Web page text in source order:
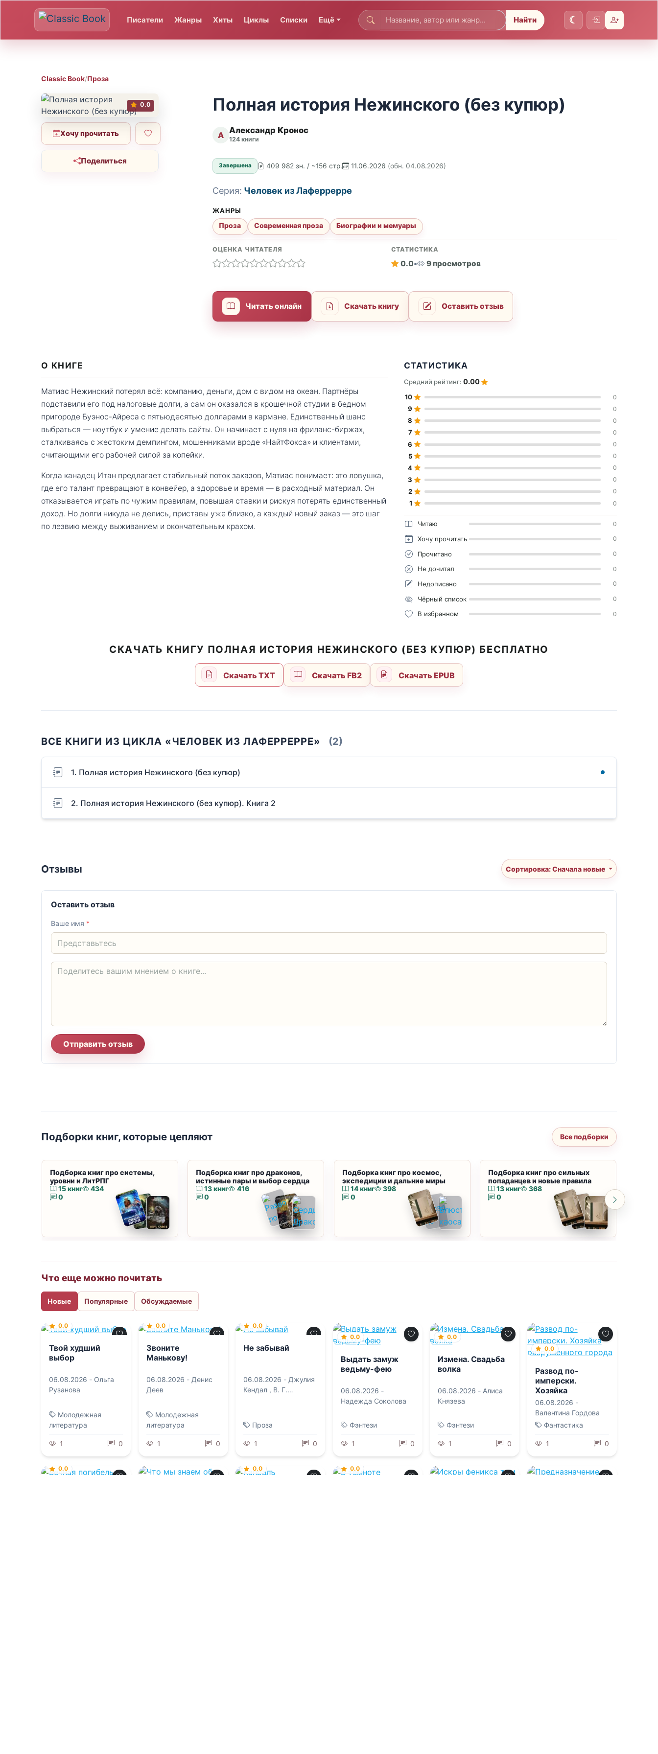
Писатели Жанры Хиты Циклы Списки Ещё Найти
Classic Book/Проза
0.0
Хочу прочитать
Поделиться
Полная история Нежинского (без купюр)
А Александр Кронос
124 книги
Завершена 409 982 зн. / ~156 стр. 11.06.2026 (обн. 04.08.2026)
Серия: Человек из Лаферрерре
ЖАНРЫ
Проза Современная проза Биографии и мемуары
ОЦЕНКА ЧИТАТЕЛЯ СТАТИСТИКА
0.0• 9 просмотров
Читать онлайн Скачать книгу Оставить отзыв
О КНИГЕ
Матиас Нежинский потерял всё: компанию, деньги, дом с видом на океан. Партнёры
подставили его под налоговые долги, а сам он оказался в крошечной студии в бедном
пригороде Буэнос-Айреса с пятьюдесятью долларами в кармане. Единственный шанс
выбраться — ноутбук и умение делать сайты. Он начинает с нуля на фриланс-биржах,
сталкиваясь с жестоким демпингом, мошенниками вроде «НайтФокса» и клиентами,
считающими его рабочей силой за копейки.
Когда канадец Итан предлагает стабильный поток заказов, Матиас понимает: это ловушка,
где его талант превращают в конвейер, а здоровье и время — в расходный материал. Он
отказывается играть по чужим правилам, повышая ставки и рискуя потерять единственный
доход. Но долги никуда не делись, приставы уже близко, а каждый новый заказ — это шаг
по лезвию между выживанием и окончательным крахом.
СТАТИСТИКА
Средний рейтинг:0.00
10 0
9 0
8 0
7 0
6 0
5 0
4 0
3 0
2 0
1 0
Читаю 0
Хочу прочитать 0
Прочитано 0
Не дочитал 0
Недописано 0
Чёрный список 0
В избранном 0
СКАЧАТЬ КНИГУ ПОЛНАЯ ИСТОРИЯ НЕЖИНСКОГО (БЕЗ КУПЮР) БЕСПЛАТНО
Скачать TXT Скачать FB2 Скачать EPUB
ВСЕ КНИГИ ИЗ ЦИКЛА «ЧЕЛОВЕК ИЗ ЛАФЕРРЕРРЕ» (2)
1. Полная история Нежинского (без купюр)
2. Полная история Нежинского (без купюр). Книга 2
Отзывы Сортировка: Сначала новые
Оставить отзыв
Ваше имя *
Отправить отзыв
Подборки книг, которые цепляют Все подборки
Подборка книг про системы,
уровни и ЛитРПГ
15 книг
434
0
Подборка книг про драконов,
истинные пары и выбор сердца
13 книг
416
0
Подборка книг про космос,
экспедиции и дальние миры
14 книг
398
0
Подборка книг про сильных
попаданцев и новые правила
13 книг
368
0
Что еще можно почитать
Новые Популярные Обсуждаемые
0.0
Твой худший
выбор
06.08.2026 - Ольга
Рузанова
Молодежная
литература
1 0
0.0
Звоните
Манькову!
06.08.2026 - Денис
Деев
Молодежная
литература
1 0
0.0
Не забывай
06.08.2026 - Джулия
Кендал , В. Г.
Проза
1 0
0.0
Выдать замуж
ведьму-фею
06.08.2026 -
Надежда Соколова
Фэнтези
1 0
0.0
Измена. Свадьба
волка
06.08.2026 - Алиса
Князева
Фэнтези
1 0
0.0
Развод по-
имперски.
Хозяйка
разрушенного
города
06.08.2026 -
Валентина Гордова
Фантастика
1 0
0.0 0.0 0.0